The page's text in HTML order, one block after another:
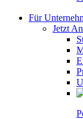
Für
Jetzt